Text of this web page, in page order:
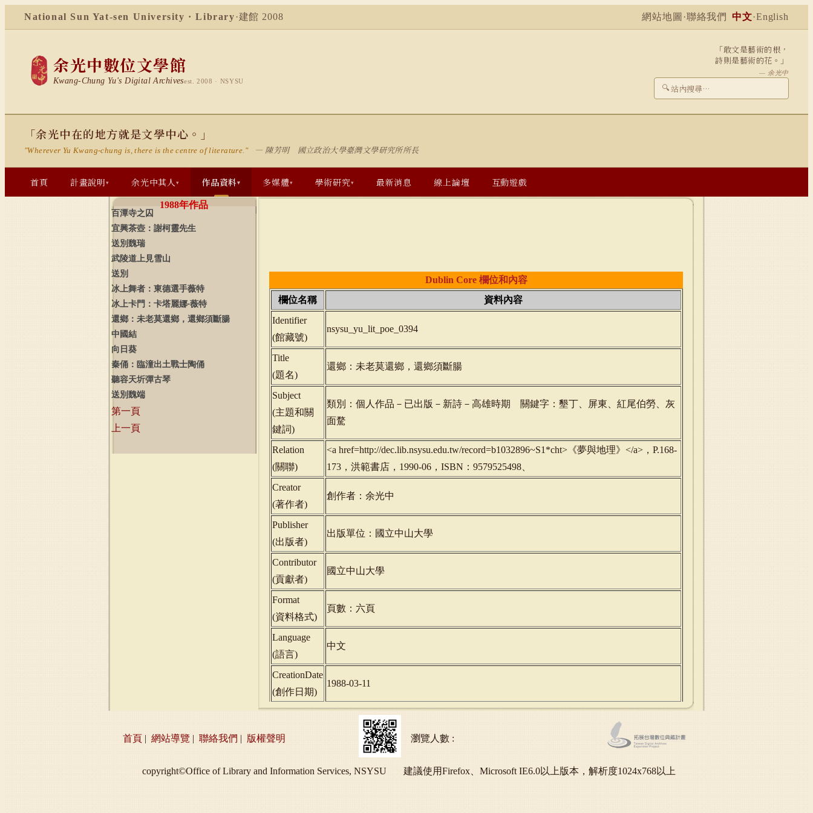
National Sun Yat-sen University · Library ·建館 2008 網站地圖 ·聯絡我們 中文·English
余光中數位文學館
Kwang-Chung Yu's Digital Archivesest. 2008 · NSYSU
「敢文是藝術的根，
詩則是藝術的花。」
— 余光中
🔍
「余光中在的地方就是文學中心。」
"Wherever Yu Kwang-chung is, there is the centre of literature." — 陳芳明 國立政治大學臺灣文學研究所所長
首頁 計畫說明▾ 余光中其人▾ 作品資料▾ 多媒體▾ 學術研究▾ 最新消息 線上論壇 互動遊戲
1988年作品
百潭寺之囚
宜興茶壺：謝柯靈先生
送別魏瑞
武陵道上見雪山
送別
冰上舞者：東德選手薇特
冰上卡門：卡塔麗娜‧薇特
還鄉：未老莫還鄉，還鄉須斷腸
中國結
向日葵
秦俑：臨潼出土戰士陶俑
聽容天圻彈古琴
送別魏端
第一頁
上一頁
Dublin Core欄位和內容
欄位名稱
資料內容
Identifier
(館藏號)
nsysu_yu_lit_poe_0394
Title
(題名)
還鄉：未老莫還鄉，還鄉須斷腸
Subject
(主題和關
鍵詞)
類別：個人作品－已出版－新詩－高雄時期 關鍵字：墾丁、屏東、紅尾伯勞、灰
面騖
Relation
(關聯)
<a href=http://dec.lib.nsysu.edu.tw/record=b1032896~S1*cht>《夢與地理》</a>，P.168-
173，洪範書店，1990-06，ISBN：9579525498、
Creator
(著作者)
創作者：余光中
Publisher
(出版者)
出版單位：國立中山大學
Contributor
(貢獻者)
國立中山大學
Format
(資料格式)
頁數：六頁
Language
(語言)
中文
CreationDate
(創作日期)
1988-03-11
首頁 | 網站導覽 | 聯絡我們 | 版權聲明 瀏覽人數 :
copyright©Office of Library and Information Services, NSYSU 建議使用Firefox、Microsoft IE6.0以上版本，解析度1024x768以上